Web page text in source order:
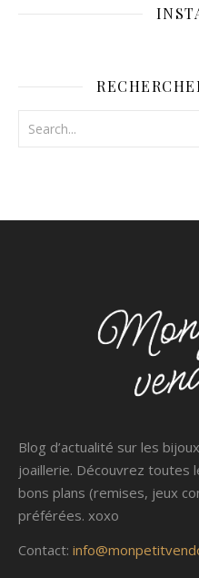
Blog d’actualité sur les
joaillerie. Découvrez toutes
bons plans (remises, jeux
préférées. xoxo
Contact: